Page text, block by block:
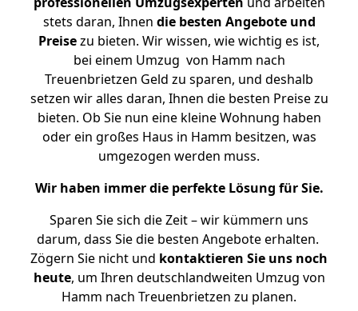
stets daran, Ihnen die besten Angebote und
Preisezu bieten. Wir wissen, wie wichtig es ist,
bei einem Umzug von Hamm nach
Treuenbrietzen Geld zu sparen, und deshalb
setzen wir alles daran, Ihnen die besten Preise zu
bieten. Ob Sie nun eine kleine Wohnung haben
oder ein großes Haus in Hamm besitzen, was
umgezogen werden muss.
Wir haben immer die perfekte Lösung für Sie.
Sparen Sie sich die Zeit – wir kümmern uns
darum, dass Sie die besten Angebote erhalten.
Zögern Sie nicht und kontaktieren Sie uns noch
heute, um Ihren deutschlandweiten Umzug von
Hamm nach Treuenbrietzen zu planen.